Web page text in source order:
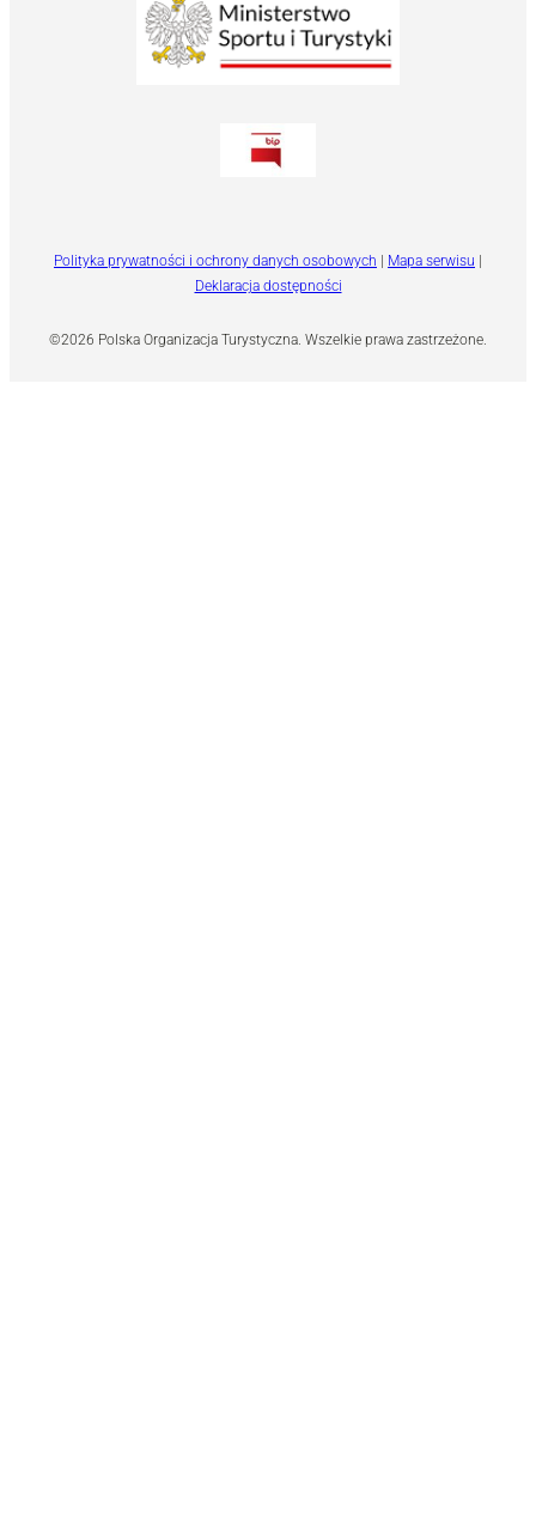
©2026 Polska Organizacja Turystyczna. Wszelkie prawa zastrzeżone.
Polityka prywatności i ochrony danych osobowych | Mapa serwisu |
Deklaracja dostępności